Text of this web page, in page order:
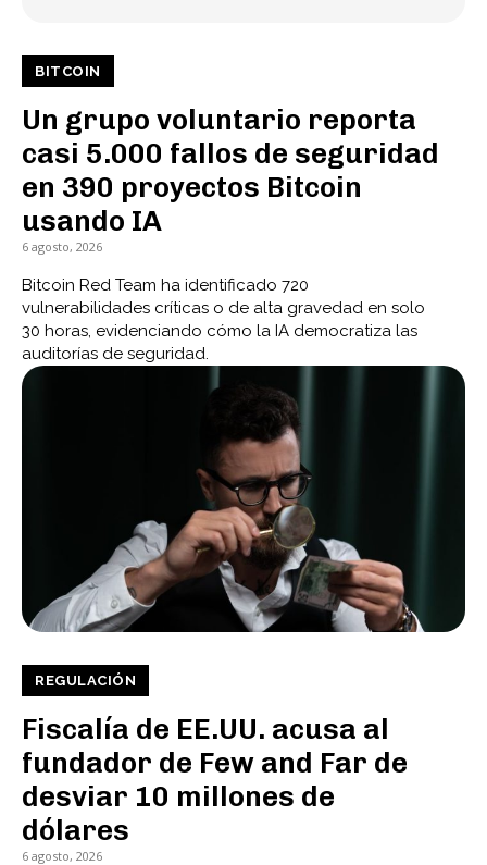
BITCOIN
Un grupo voluntario reporta
casi 5.000 fallos de seguridad
en 390 proyectos Bitcoin
usando IA
6 agosto, 2026
Bitcoin Red Team ha identificado 720
vulnerabilidades críticas o de alta gravedad en solo
30 horas, evidenciando cómo la IA democratiza las
auditorías de seguridad.
REGULACIÓN
Fiscalía de EE.UU. acusa al
fundador de Few and Far de
desviar 10 millones de
dólares
6 agosto, 2026